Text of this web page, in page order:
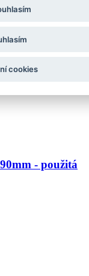
- použitá
cookies